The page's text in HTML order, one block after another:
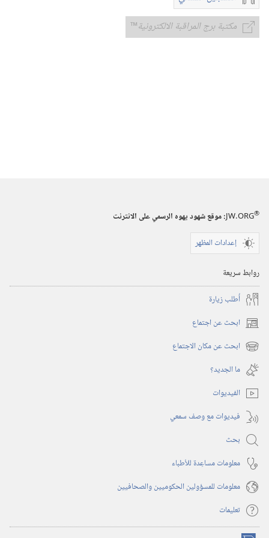
خيارات
تنزيل
التسجيلات
مكتبة برج المراقبة الالكترونية™
مكتبة
JW.ORG®
:‏ موقع شهود يهوه الرسمي على الانترنت
إعدادات المظهر
روابط سريعة
أُطلب زيارة
ابحث عن اجتماع (يفتح
نافذة ابحث عن مكان الاجتماع (يفتح
نافذة
جديدة)
ما الجديد؟‏
الفيديوات
فيديوات مع وصف سمعي
بحث
معلومات مساعِدة للأطباء
معلومات للمسؤولين الحكوميين والصحافيين
تعليمات